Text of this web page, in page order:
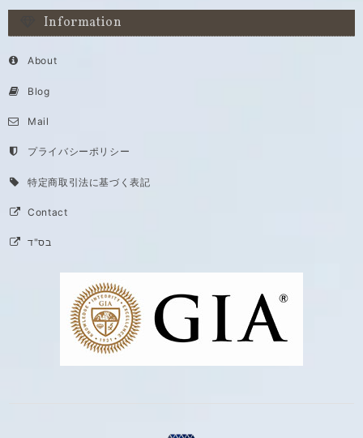
Information
About
Blog
Mail
プライバシーポリシー
特定商取引法に基づく表記
Contact
בס"ד